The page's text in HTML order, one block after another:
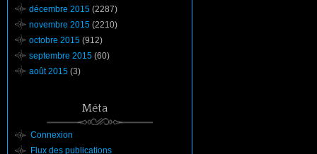
décembre 2015 (2287)
novembre 2015 (2210)
octobre 2015 (912)
septembre 2015 (60)
août 2015 (3)
Méta
Connexion
Flux des publications